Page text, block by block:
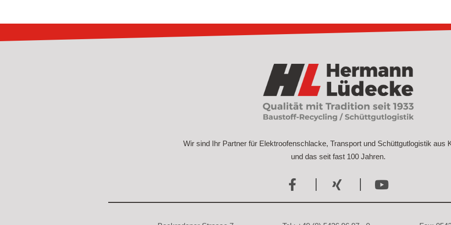
Wir sind Ihr Partner für Elektroofenschlacke, Transport und Schüttgutlogistik aus
und das seit fast 100 Jahren.